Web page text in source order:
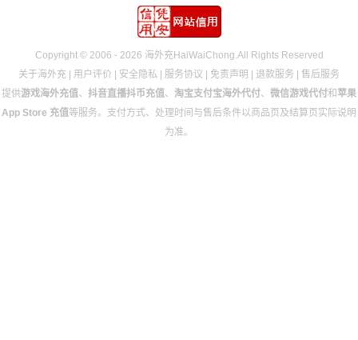
Copyright © 2006 - 2026 海外充HaiWaiChong.All Rights Reserved
关于海外充 | 用户评价 | 安全隐私 | 服务协议 | 免责声明 | 退款服务 | 售后服务
提供游戏海外充值、 抖音直播抖币充值、 淘宝支付宝海外代付、 微信游戏代付和 苹果
App Store 充值等服务。支付方式、处理时间与售后条件以商品页及结算页实际说明
为准。